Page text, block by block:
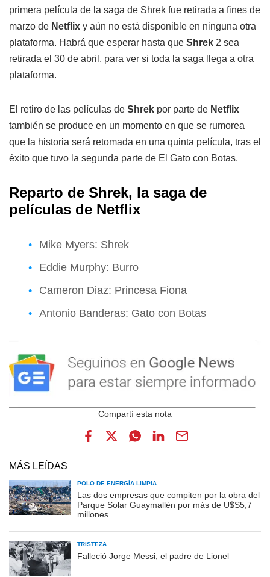
primera película de la saga de Shrek fue retirada a fines de
marzo de Netflix y aún no está disponible en ninguna otra
plataforma. Habrá que esperar hasta que Shrek 2 sea
retirada el 30 de abril, para ver si toda la saga llega a otra
plataforma.
El retiro de las películas de Shrek por parte de Netflix
también se produce en un momento en que se rumorea
que la historia será retomada en una quinta película, tras el
éxito que tuvo la segunda parte de El Gato con Botas.
Reparto de Shrek, la saga de
películas de Netflix
Mike Myers: Shrek
Eddie Murphy: Burro
Cameron Diaz: Princesa Fiona
Antonio Banderas: Gato con Botas
MÁS LEÍDAS
POLO DE ENERGÍA LIMPIA
Las dos empresas que compiten por la obra del
Parque Solar Guaymallén por más de U$S5,7
millones
TRISTEZA
Falleció Jorge Messi, el padre de Lionel